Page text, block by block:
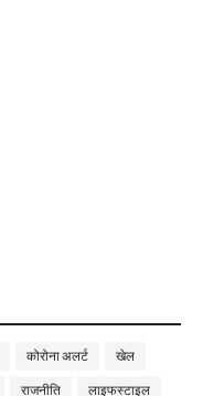
कोरोना अलर्ट खेल
राजनीति लाइफस्टाइल